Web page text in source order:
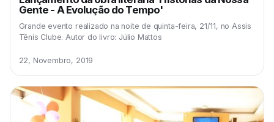
Gente - A Evolução do Tempo'
Grande evento realizado na noite de quinta-feira, 21/11, no Assis
Tênis Clube. Autor do livro: Júlio Mattos
22, Novembro, 2019